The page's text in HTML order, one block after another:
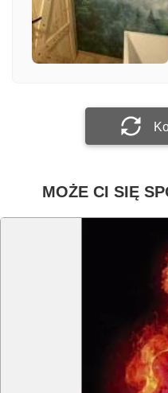
Załącz zdjęcie
MOŻE CI SIĘ